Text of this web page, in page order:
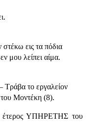
εις τα πόδια
μου λείπει αίμα.
Τράβα το εργαλείον
Μοντέκη (8).
έτερος ΥΠΗΡΕΤΗΣ του